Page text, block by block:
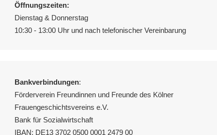
Öffnungszeiten:
Dienstag & Donnerstag
10:30 - 13:00 Uhr und nach telefonischer Vereinbarung
Bankverbindungen:
Förderverein Freundinnen und Freunde des Kölner
Frauengeschichtsvereins e.V.
Bank für Sozialwirtschaft
IBAN: DE13 3702 0500 0001 2479 00